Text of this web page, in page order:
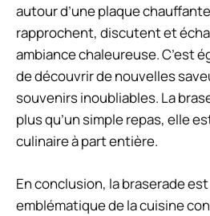
autour d’une plaque
rapprochent, discutent et
ambiance chaleureuse. C’est
de découvrir de nouvelles
souvenirs inoubliables. La
plus qu’un simple repas, elle
culinaire à part entière.
En conclusion, la braserade
emblématique de la cuisine